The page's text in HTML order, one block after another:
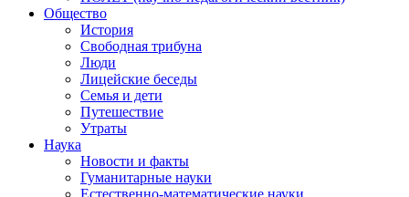
Общество
История
Свободная трибуна
Люди
Лицейские беседы
Семья и дети
Путешествие
Утраты
Наука
Новости и факты
Гуманитарные науки